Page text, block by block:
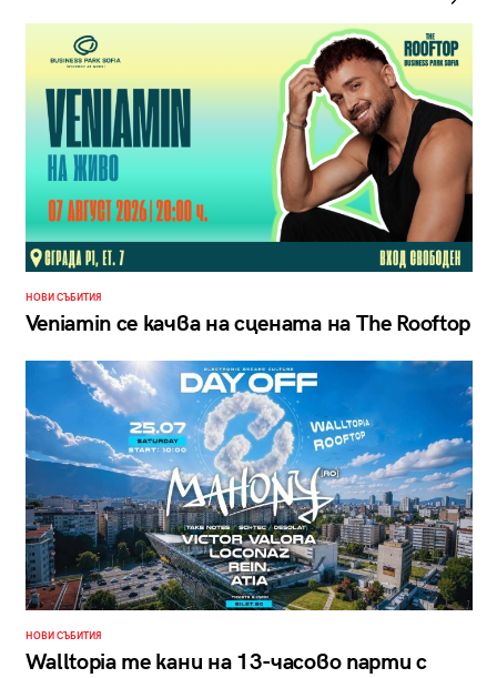
НОВИ СЪБИТИЯ
Veniamin се качва на сцената на The Rooftop
НОВИ СЪБИТИЯ
Walltopia те кани на 13-часово парти с